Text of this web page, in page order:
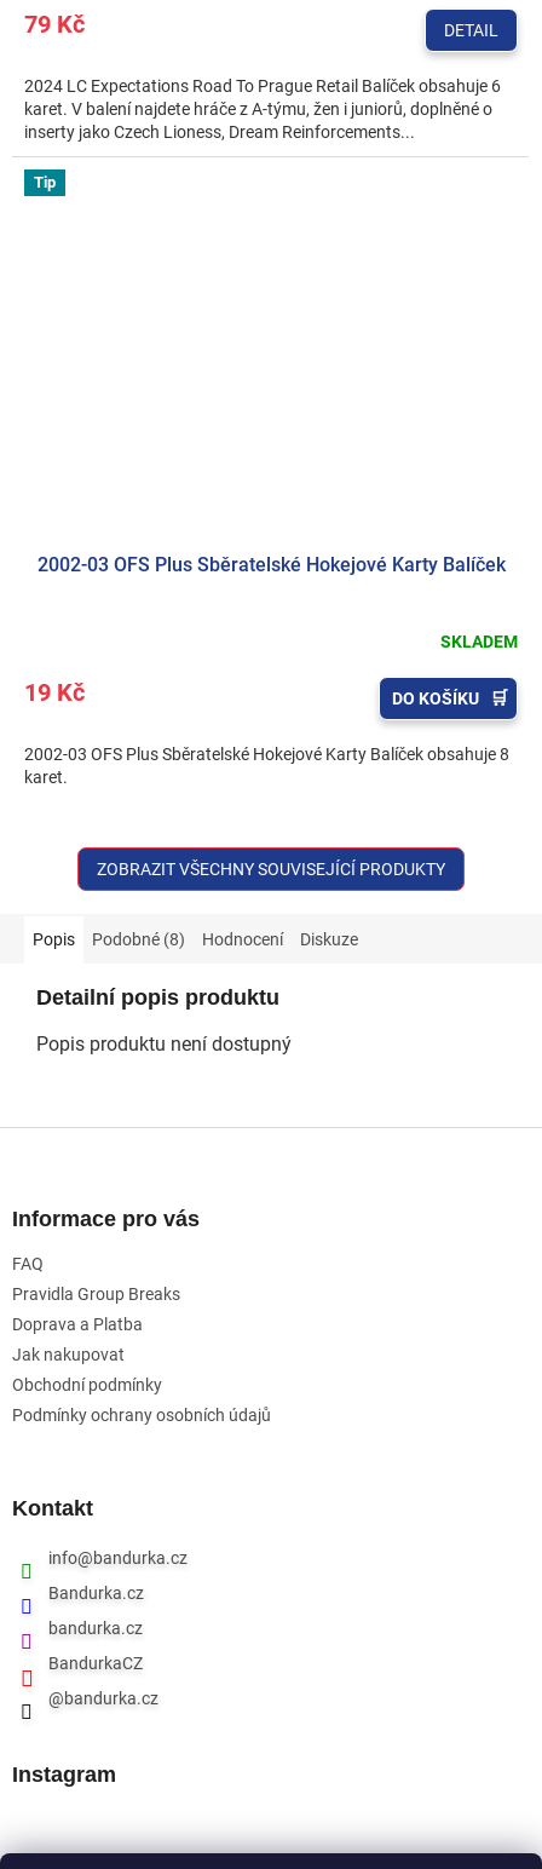
79 Kč DETAIL
2024 LC Expectations Road To Prague Retail Balíček obsahuje 6
karet. V balení najdete hráče z A‑týmu, žen i juniorů, doplněné o
inserty jako Czech Lioness, Dream Reinforcements...
Tip
2002-03 OFS Plus Sběratelské Hokejové Karty Balíček
SKLADEM
19 Kč DO KOŠÍKU
2002-03 OFS Plus Sběratelské Hokejové Karty Balíček obsahuje 8
karet.
ZOBRAZIT VŠECHNY SOUVISEJÍCÍ PRODUKTY
Popis Podobné (8) Hodnocení Diskuze
Detailní popis produktu
Popis produktu není dostupný
Informace pro vás
FAQ
Pravidla Group Breaks
Doprava a Platba
Jak nakupovat
Obchodní podmínky
Podmínky ochrany osobních údajů
Kontakt
info@bandurka.cz
Bandurka.cz
bandurka.cz
BandurkaCZ
@bandurka.cz
Instagram